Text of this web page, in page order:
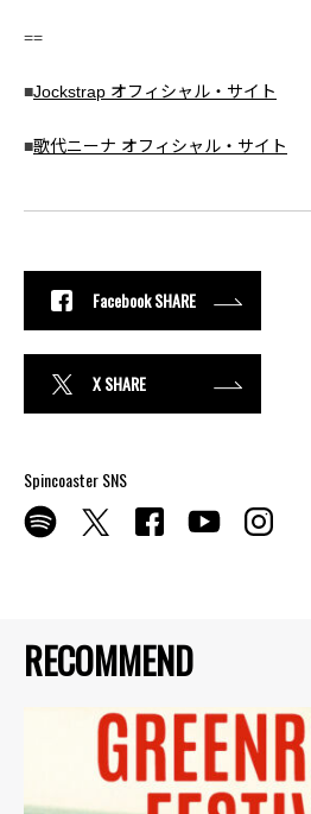
RECOMMEND
==
■Jockstrap オフィシャル・サイト
■歌代ニーナ オフィシャル・サイト
Facebook SHARE
X SHARE
Spincoaster SNS